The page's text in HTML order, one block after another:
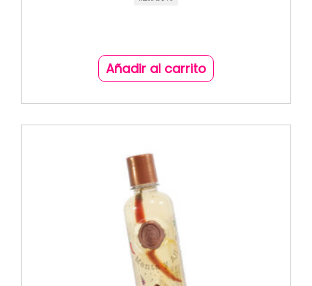
Añadir al carrito